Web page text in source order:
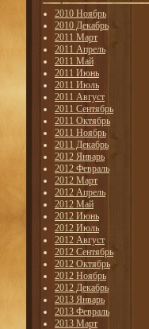
2010 Ноябрь
2010 Декабрь
2011 Март
2011 Апрель
2011 Май
2011 Июнь
2011 Июль
2011 Август
2011 Сентябрь
2011 Октябрь
2011 Ноябрь
2011 Декабрь
2012 Январь
2012 Февраль
2012 Март
2012 Апрель
2012 Май
2012 Июнь
2012 Июль
2012 Август
2012 Сентябрь
2012 Октябрь
2012 Ноябрь
2012 Декабрь
2013 Январь
2013 Февраль
2013 Март